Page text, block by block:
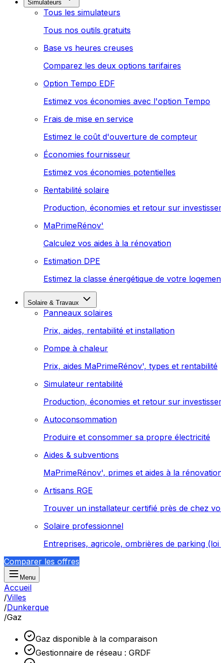
Simulateurs
Tous les simulateurs
Tous nos outils gratuits
Base vs heures creuses
Comparez les deux options tarifaires
Option Tempo EDF
Estimez vos économies avec l'option Tempo
Frais de mise en service
Estimez le coût d'ouverture de compteur
Économies fournisseur
Estimez vos économies potentielles
Rentabilité solaire
Production, économies et retour sur
MaPrimeRénov'
Calculez vos aides à la rénovation
Estimation DPE
Estimez la classe énergétique de votre
Solaire & Travaux
Panneaux solaires
Prix, aides, rentabilité et installation
Pompe à chaleur
Prix, aides MaPrimeRénov', types et rentabilité
Simulateur rentabilité
Production, économies et retour sur
Autoconsommation
Produire et consommer sa propre électricité
Aides & subventions
MaPrimeRénov', primes et aides à la
Artisans RGE
Trouver un installateur certifié près de chez
Solaire professionnel
Entreprises, agricole, ombrières de parking (loi
Comparer les offres
Menu
Accueil
/Villes
/Dunkerque
/Gaz
Gaz disponible à la comparaison
Gestionnaire de réseau : GRDF